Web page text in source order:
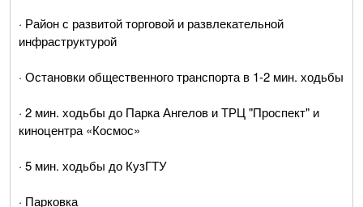
· Район с развитой торговой и развлекательной
инфраструктурой
· Остановки общественного транспорта в 1-2 мин. ходьбы
· 2 мин. ходьбы до Парка Ангелов и ТРЦ "Проспект" и
киноцентра «Космос»
· 5 мин. ходьбы до КузГТУ
· Парковка